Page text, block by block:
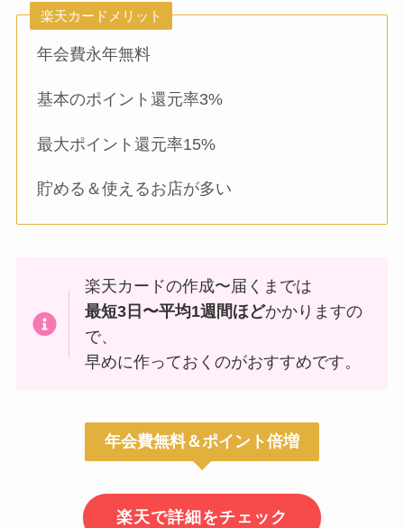
楽天カードメリット
年会費永年無料
基本のポイント還元率3%
最大ポイント還元率15%
貯める＆使えるお店が多い
楽天カードの作成〜届くまでは
最短3日〜平均1週間ほどかかりますの
で、
早めに作っておくのがおすすめです。
年会費無料＆ポイント倍増
楽天で詳細をチェック